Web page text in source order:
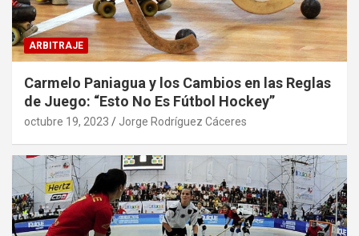
ARBITRAJE
Carmelo Paniagua y los Cambios en las Reglas
de Juego: “Esto No Es Fútbol Hockey”
octubre 19, 2023 Jorge Rodríguez Cáceres